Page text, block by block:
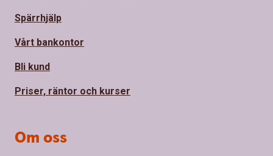
Spärrhjälp
Vårt bankontor
Bli kund
Priser, räntor och kurser
Om oss